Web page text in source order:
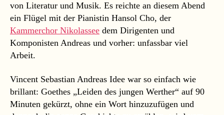
von Literatur und Musik. Es reichte an diesem Abend
ein Flügel mit der Pianistin Hansol Cho, der
Kammerchor Nikolassee dem Dirigenten und
Komponisten Andreas und vorher: unfassbar viel
Arbeit.
Vincent Sebastian Andreas Idee war so einfach wie
brillant: Goethes „Leiden des jungen Werther“ auf 90
Minuten gekürzt, ohne ein Wort hinzuzufügen und